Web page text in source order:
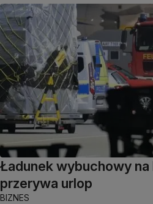
Ładunek wybuchowy
przerywa urlop
BIZNES